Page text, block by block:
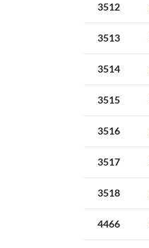
3512
3513
3514
3515
3516
3517
3518
4466